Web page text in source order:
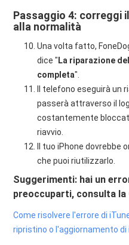
Passaggio 4: correggi
alla normalità
Una volta fatto,
dice " La riparazione
completa".
Il telefono eseguirà un
passerà attraverso il
costantemente
riavvio.
Il tuo iPhone dovrebbe
che puoi riutilizzarlo.
Suggerimenti: hai un
preoccuparti, consulta la
Come risolvere l'errore di
ripristino o l'aggiornamento di